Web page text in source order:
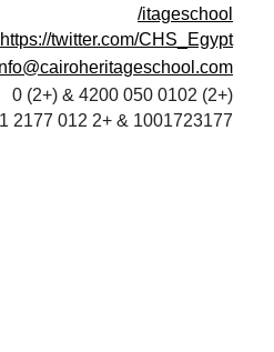
itageschool/
https://twitter.com/CHS_Egypt
(+2) 0102 050 4200 & (+2) 0
1001723177 & +2 012 2177 8211